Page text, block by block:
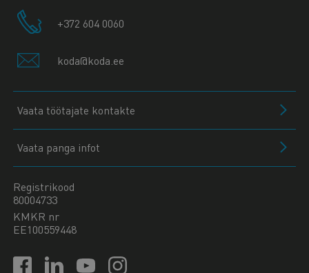
+372 604 0060
koda@koda.ee
Vaata töötajate kontakte
Vaata panga infot
Registrikood
80004733
KMKR nr
EE100559448